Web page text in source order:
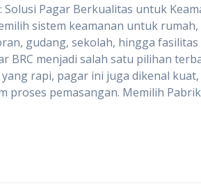
Solusi Pagar Berkualitas untuk
sistem keamanan untuk rumah,
gudang, sekolah, hingga fasilitas
BRC menjadi salah satu pilihan
rapi, pagar ini juga dikenal
proses pemasangan. Memilih